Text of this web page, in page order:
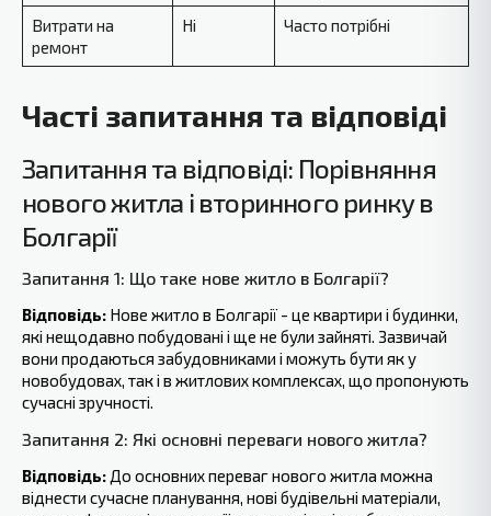
Витрати на
ремонт
Ні Часто потрібні
Часті запитання та відповіді
Запитання та відповіді: Порівняння
нового житла і вторинного ‍ринку в
Болгарії
Запитання 1: Що таке нове житло в Болгарії?
Відповідь: Нове житло в Болгарії - це квартири і будинки,
які нещодавно побудовані і ще не були зайняті. Зазвичай
вони продаються забудовниками і можуть бути як у
новобудовах, так і в житлових комплексах, що пропонують
сучасні зручності.
Запитання 2: Які основні переваги нового житла?
Відповідь: До основних переваг нового житла можна
віднести сучасне планування, нові будівельні матеріали,